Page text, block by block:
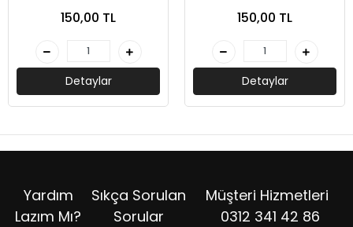
150,00 TL
Detaylar
150,00 TL
Detaylar
Yardım
Lazım Mı?
Sıkça Sorulan
Sorular
Müşteri Hizmetleri
0312 341 42 86